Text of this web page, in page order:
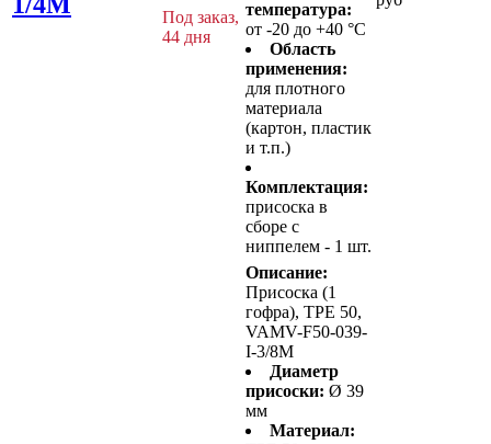
Под заказ,
44 дня
температура:
от -20 до +40 °C
Область
применения:
для плотного
материала
(картон, пластик
и т.п.)
Комплектация:
присоска в
сборе с
ниппелем - 1 шт.
Описание:
Присоска (1
гофра), TPE 50,
VAMV-F50-039-
I-3/8M
Диаметр
присоски: Ø 39
мм
Материал: